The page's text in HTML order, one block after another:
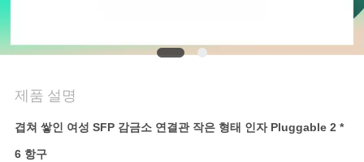
세
요
VR
SHOW
제품 설명
겹쳐 쌓인 여성 SFP 감금소 연결관 작은 형태 인자 Pluggable 2 *
6 항구